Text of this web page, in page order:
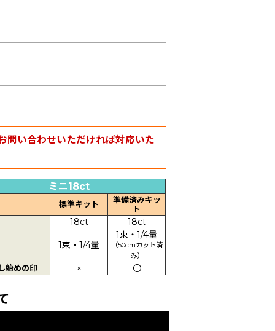
問い合わせいただければ対応いた
ミニ18ct
標準キット
準備済みキッ
ト
18ct 18ct
1束・1/4量
1束・1/4量
（50cmカット済
み）
始めの印 × 〇